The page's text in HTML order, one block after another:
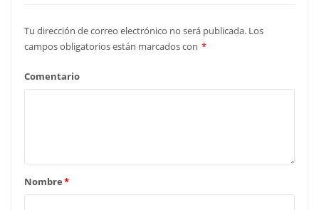
Tu dirección de correo electrónico no será publicada. Los
campos obligatorios están marcados con *
Comentario
Nombre*